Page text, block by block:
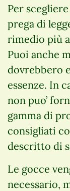
Per
prega di
rimedio più
Puoi anche
dovrebbero
essenze. In
non puo’
gamma di
consigliati
descritto di
Le gocce
necessario,